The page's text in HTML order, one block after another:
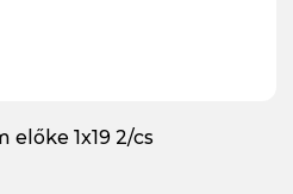
előke 1x19 2/cs